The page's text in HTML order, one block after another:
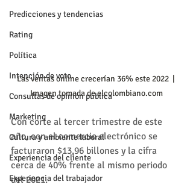
Predicciones y tendencias
Rating
Política
Intención de voto
Consultas de opinión pública
Marketing
Cultura y ambiente laboral
Experiencia del cliente
Experiencia del trabajador
Las ventas online crecerían 36% este 2022  |
Imagen tomada de elcolombiano.com
Con corte al tercer trimestre de este
año, con el comercio electrónico se
facturaron $13,96 billones y la cifra
cerca de 40% frente al mismo periodo
del 2021.